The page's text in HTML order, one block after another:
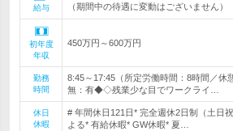
給与
（期間中の待遇に変動はございません）
初年度
年収
450万円～600万円
勤務
時間
8:45～17:45（所定労働時間：8時間／休
無：有◆◇残業少な目でワークライ…
休日
休暇
# 年間休日121日* 完全週休2日制（土日
よる* 有給休暇* GW休暇* 夏…